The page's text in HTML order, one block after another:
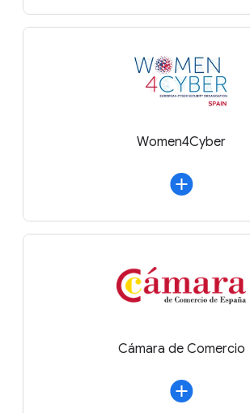
Women4Cyber
Cámara de Comercio